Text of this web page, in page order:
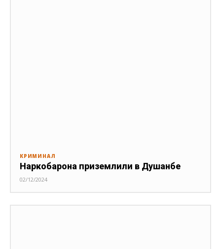
КРИМИНАЛ
Наркобарона приземлили в Душанбе
02/12/2024